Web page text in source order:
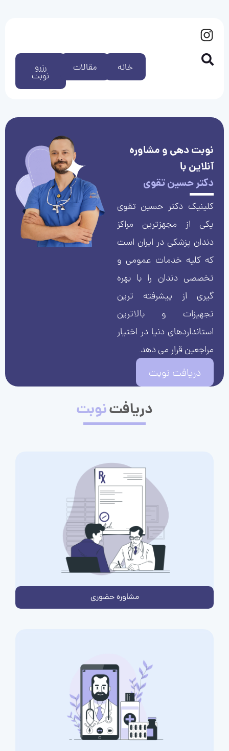
رزرو
نوبت
مقالات خانه
نوبت دهی و مشاوره
آنلاین با
دکتر حسین تقوی
کلینیک دکتر حسین تقوی
یکی از مجهزترین مراکز
دندان پزشکی در ایران است
که کلیه خدمات عمومی و
تخصصی دندان را با بهره
گیری از پیشرفته ترین
تجهیزات و بالاترین
استانداردهای دنیا در اختیار
مراجعین قرار می دهد.
دریافت نوبت
دریافتنوبت
مشاوره حضوری